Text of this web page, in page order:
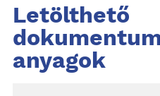
Letölthető
anyagok